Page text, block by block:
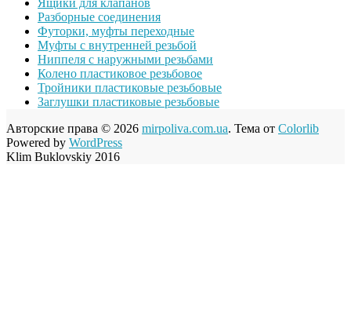
Ящики для клапанов
Разборные соединения
Футорки, муфты переходные
Муфты с внутренней резьбой
Ниппеля с наружными резьбами
Колено пластиковое резьбовое
Тройники пластиковые резьбовые
Заглушки пластиковые резьбовые
Авторские права © 2026 mirpoliva.com.ua. Тема от Colorlib
Powered by WordPress
Klim Buklovskiy 2016